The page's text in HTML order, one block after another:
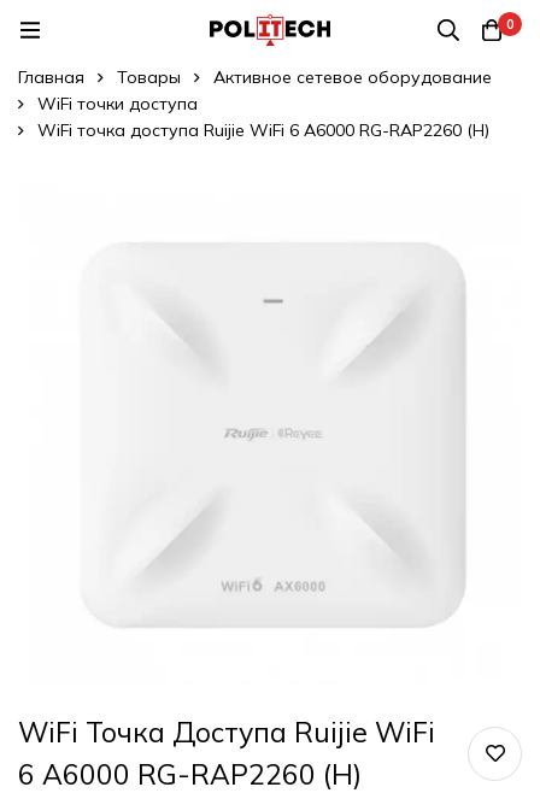
0
Главная Товары
Активное сетевое оборудование
WiFi точки доступа
WiFi точка доступа Ruijie WiFi 6 A6000 RG-RAP2260 (H)
WiFi Точка Доступа Ruijie WiFi
6 A6000 RG-RAP2260 (H)